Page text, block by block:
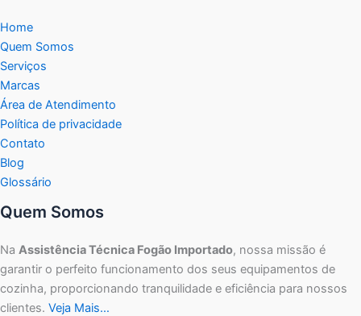
Home
Quem Somos
Serviços
Marcas
Área de Atendimento
Política de privacidade
Contato
Blog
Glossário
Quem Somos
Na Assistência Técnica Fogão Importado, nossa missão é
garantir o perfeito funcionamento dos seus equipamentos de
cozinha, proporcionando tranquilidade e eficiência para nossos
clientes. Veja Mais…